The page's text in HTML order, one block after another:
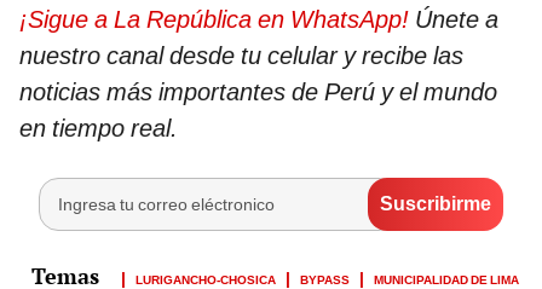
¡Sigue a La República en WhatsApp! Únete a
nuestro canal desde tu celular y recibe las
noticias más importantes de Perú y el mundo
en tiempo real.
LURIGANCHO-CHOSICA BYPASS
MUNICIPALIDAD DE LIMA